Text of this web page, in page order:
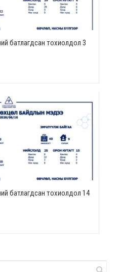
батлагдсан тохиолдол 3
батлагдсан тохиолдол 14